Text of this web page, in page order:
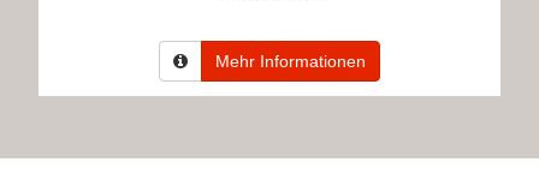
Mehr Informationen